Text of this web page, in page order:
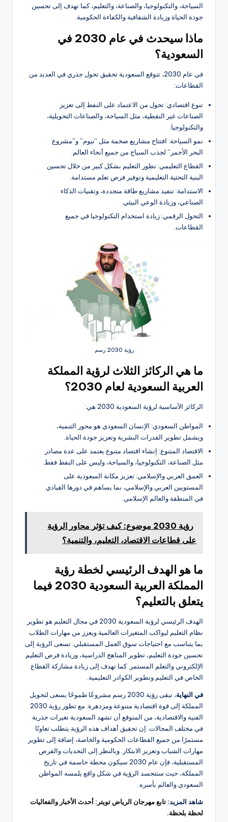
السياحة، والتكنولوجيا، والصناعة، والتعليم، كما تهدف إلى تحسين
جودة الحياة وزيادة الشفافية والكفاءة الحكومية.
ماذا سيحدث في عام 2030 في
السعودية؟
في عام 2030، تتوقع السعودية تحقيق تحول جذري في العديد من
القطاعات:
تنوع اقتصادي: تحول من الاعتماد على النفط إلى تعزيز
الصناعات غير النفطية، مثل السياحة، والصناعات التحويلية،
والتكنولوجيا.
نمو السياحة: افتتاح مشاريع ضخمة مثل “نيوم” و”مشروع
البحر الأحمر” لجذب السياح من جميع أنحاء العالم.
القطاع التعليمي: تطور التعليم بشكل كبير من خلال تحسين
البنية التحتية التعليمية وتوفير فرص تعلم مستدامة.
الاستدامة: تنفيذ مشاريع طاقة متجددة، وتقنيات الذكاء
الصناعي، وزيادة الوعي البيئي.
التحول الرقمي: زيادة استخدام التكنولوجيا في جميع
القطاعات.
رؤية 2030 رسم
ما هي الركائز الثلاث لرؤية المملكة
العربية السعودية لعام 2030؟
الركائز الأساسية لرؤية السعودية 2030 هي:
المواطن السعودي: الإنسان السعودي هو محور التنمية،
ويشمل تطوير القدرات البشرية وتعزيز جودة الحياة.
الاقتصاد المتنوع: إنشاء اقتصاد متنوع يعتمد على عدة مصادر
مثل الصناعة، التكنولوجيا، والسياحة، وليس على النفط فقط.
العمق العربي والإسلامي: تعزيز مكانة السعودية على
المستويين العربي والإسلامي، بما يساهم في دورها القيادي
في المنطقة والعالم الإسلامي.
رؤية 2030 موضوع: كيف تؤثر محاور الرؤية
على قطاعات الاقتصاد، التعليم، والتنمية؟
ما هو الهدف الرئيسي لخطة رؤية
المملكة العربية السعودية 2030 فيما
يتعلق بالتعليم؟
الهدف الرئيسي لرؤية السعودية 2030 في مجال التعليم هو تطوير
نظام التعليم ليواكب المتغيرات العالمية ويعزز من مهارات الطلاب
بما يتناسب مع احتياجات سوق العمل المستقبلي. تسعى الرؤية إلى
تحسين جودة التعليم، تطوير المناهج الدراسية، وزيادة فرص التعليم
الإلكتروني والتعلم المستمر. كما تهدف إلى زيادة مشاركة القطاع
الخاص في التعليم وتطوير الكوادر التعليمية.
في النهاية
، تبقى رؤية 2030 رسم مشروعًا طموحًا يسعى لتحويل
المملكة إلى قوة اقتصادية متنوعة ومزدهرة. مع تطور رؤية 2030
الفنية والاقتصادية، من المتوقع أن تشهد السعودية تغيرات جذرية
في مختلف المجالات. إن تحقيق أهداف هذه الرؤية يتطلب تعاونًا
مستمرًا من جميع القطاعات الحكومية والخاصة، إضافة إلى تطوير
مهارات الشباب وتعزيز الابتكار. وبالنظر إلى التحديات والفرص
المستقبلية، فإن عام 2030 سيكون محطة حاسمة في تاريخ
المملكة، حيث ستتجسد الرؤية في شكل واقع يلمسه المواطن
السعودي والعالم بأسره.
شاهد المزيد: تابع مهرجان الرياض تويتر: أحدث الأخبار والفعاليات
لحظة بلحظة.